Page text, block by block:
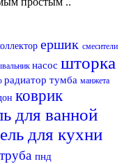
ершик смесители
насос шторка
радиатор тумба манжета
коврик
для ванной
для кухни
труба пнд